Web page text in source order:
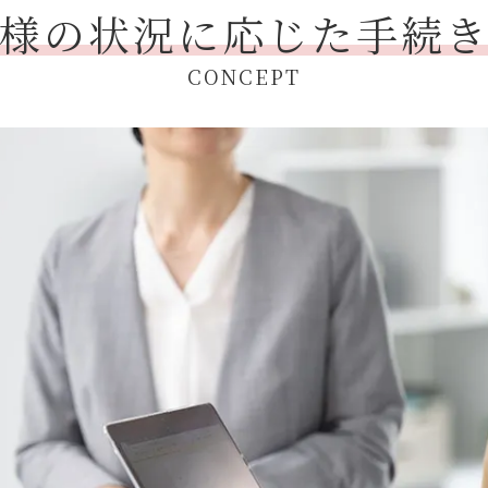
の状況に応じた手続
CONCEPT